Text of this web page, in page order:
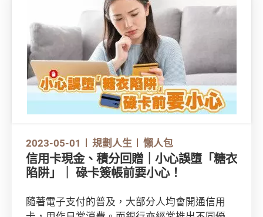
「大灣區住房專輯」將分3個章節為你介紹買
樓、租樓須知，以及物管、維修開支等關注點。
本文率先為你整合了在大灣區購買一手樓、二手
樓的重點資訊，助你從基本概念入手！
2023-05-01 規劃人生 懶人包
信用卡現金、積分回贈｜小心誤墮「糖衣
陷阱」｜ 碌卡簽帳前要小心！
隨著電子支付的普及，大部分人均會開通信用